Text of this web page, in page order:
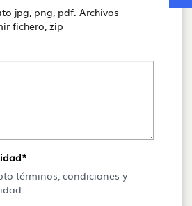
jpg, png, pdf. Archivos
fichero, zip
términos, condiciones y